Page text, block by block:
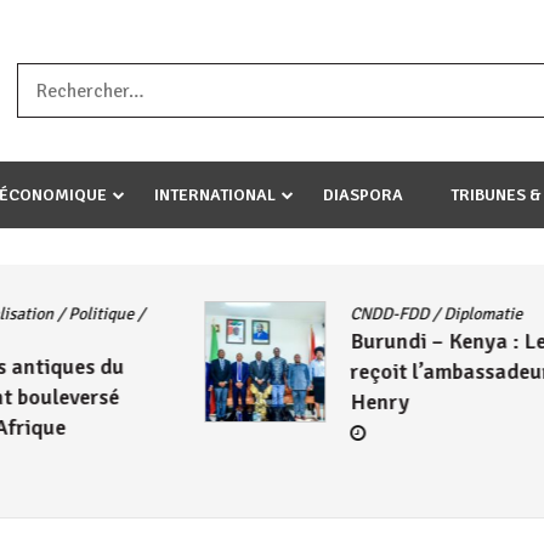
umariye umuryango wawe canke igihugu cakwibarutse
INTERNATIONAL DIASPORA TRIBUNES
CNDD-FDD/ Diplomatie
Burundi – Kenya : Le CNDD-FDD
reçoit l’ambassadeur Wambuma
Henry